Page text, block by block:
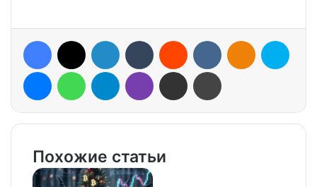
Похожие статьи